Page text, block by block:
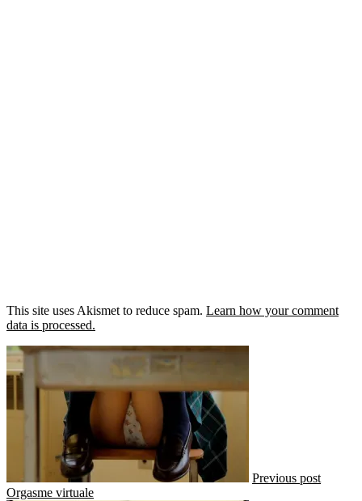
This site uses Akismet to reduce spam. Learn how your comment
data is processed.
Previous post
Orgasme virtuale